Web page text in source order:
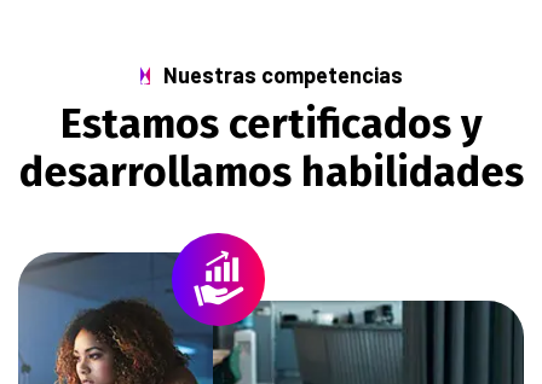
Nuestras competencias
Estamos certificados y
desarrollamos habilidades